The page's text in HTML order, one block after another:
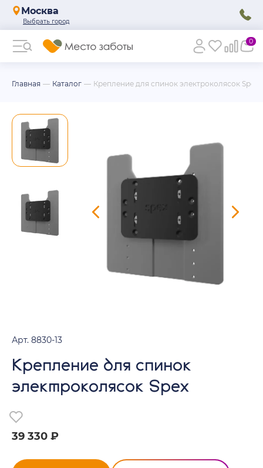
Москва
0
Главная Каталог Крепление для спинок электроколясок Spex
Арт. 8830-13
Крепление для спинок
электроколясок Spex
39 330 ₽